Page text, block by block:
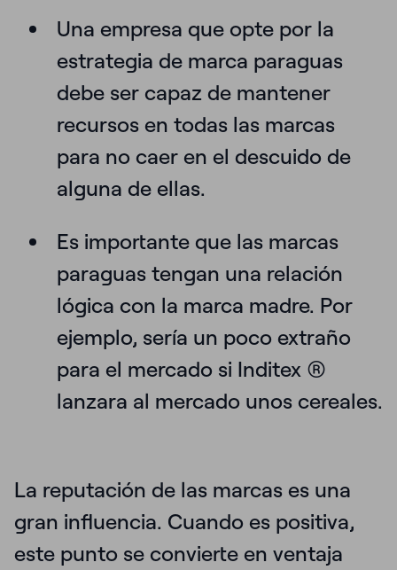
Una empresa que opte por la
estrategia de marca paraguas
debe ser capaz de mantener
recursos en todas las marcas
para no caer en el descuido de
alguna de ellas.
Es importante que las marcas
paraguas tengan una relación
lógica con la marca madre. Por
ejemplo, sería un poco extraño
para el mercado si Inditex ®
lanzara al mercado unos cereales.
La reputación de las marcas es una
gran influencia. Cuando es positiva,
este punto se convierte en ventaja